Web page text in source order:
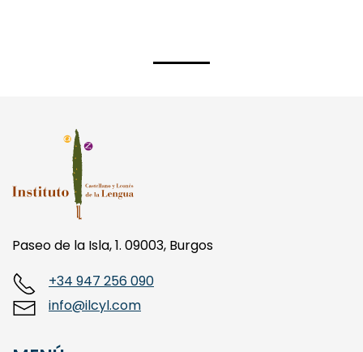
Paseo de la Isla, 1. 09003, Burgos
info@ilcyl.com